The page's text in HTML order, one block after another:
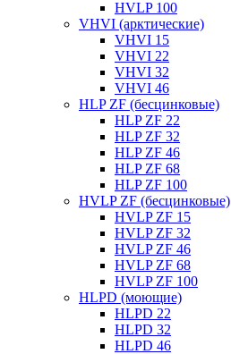
HVLP 100
VHVI (арктические)
VHVI 15
VHVI 22
VHVI 32
VHVI 46
HLP ZF (бесцинковые)
HLP ZF 22
HLP ZF 32
HLP ZF 46
HLP ZF 68
HLP ZF 100
HVLP ZF (бесцинковые)
HVLP ZF 15
HVLP ZF 32
HVLP ZF 46
HVLP ZF 68
HVLP ZF 100
HLPD (моющие)
HLPD 22
HLPD 32
HLPD 46